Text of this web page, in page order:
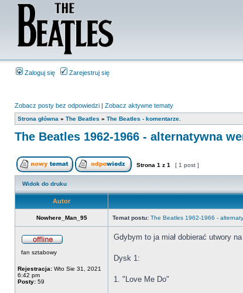
Zaloguj się Zarejestruj się
Zobacz posty bez odpowiedzi | Zobacz aktywne tematy
Strona główna » The Beatles » The Beatles - komentarze.
The Beatles 1962-1966 - alternatywna
Strona 1 z 1 [ 1 post ]
Widok do druku
Autor
Nowhere_Man_95 Temat postu: The Beatles 1962-1966 -
fan sztabowy
Rejestracja: Wto Sie 31, 2021
6:42 pm
Posty: 59
Gdybym to ja miał dobierać utwory
Dysk 1:
1. "Love Me Do"